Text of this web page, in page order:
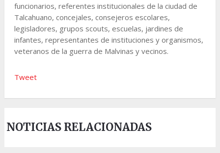
funcionarios, referentes institucionales de la ciudad de
Talcahuano, concejales, consejeros escolares,
legisladores, grupos scouts, escuelas, jardines de
infantes, representantes de instituciones y organismos,
veteranos de la guerra de Malvinas y vecinos.
Tweet
NOTICIAS RELACIONADAS